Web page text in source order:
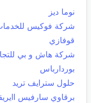
نوما ديز
شركة فوكيس
قوفازي
شركة هاش و بي
بوردارباس
حلول سترايف تريد
برقاوي سارفيس